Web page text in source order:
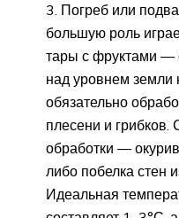
Погреб или
большую роль
тары с фруктами —
над уровнем
обязательно
плесени и
обработки —
либо побелка стен
Идеальная